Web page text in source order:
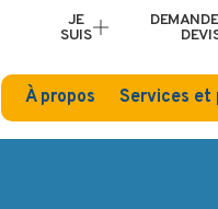
JE
SUIS
À propos Services et